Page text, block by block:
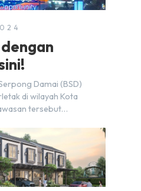
[…]
Damai (BSD)
di wilayah Kota
tersebut
ini merupakan tempat
tersebut kurang tepat.
dua kawasan yang
Baca Juga: […]